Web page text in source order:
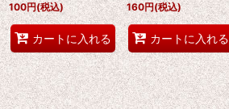
100円(税込)
カートに入れる
160円(税込)
カートに入れる